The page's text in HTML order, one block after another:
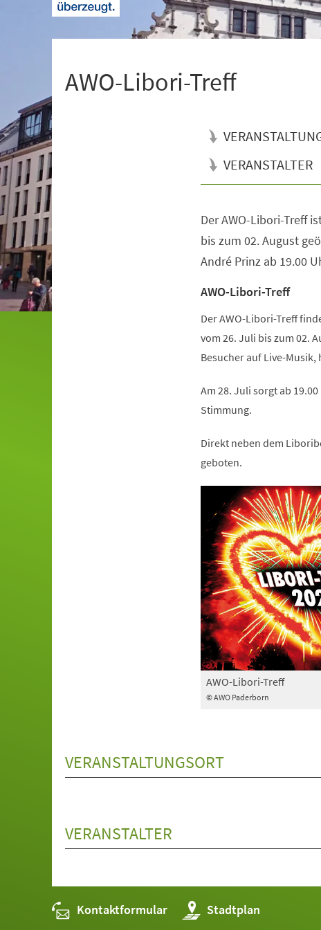
AWO-Libori-Treff
VERANSTALTER
Der AWO-Libori-Treff
bis zum 02. August
André Prinz ab 19.00
AWO-Libori-Treff
Der AWO-Libori-Treff
vom 26. Juli bis zum 02.
Besucher auf Live-
Am 28. Juli sorgt ab
Stimmung.
Direkt neben dem
geboten.
© AWO Paderborn
AWO-Libori-Treff
VERANSTALTUNGSORT
VERANSTALTER
Kontaktformular Stadtplan
(Öffnet
in